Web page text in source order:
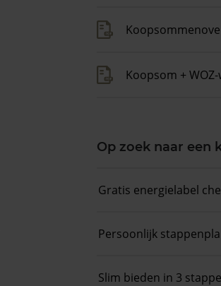
Koopsom +
Op zoek naar een
Gratis energielabel
Persoonlijk
Slim bieden in 3